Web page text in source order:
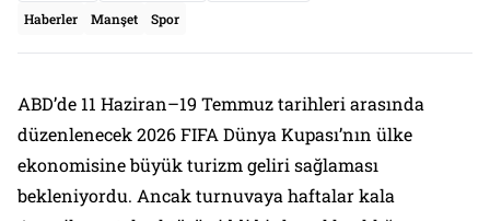
Haberler Manşet Spor
ABD’de 11 Haziran–19 Temmuz tarihleri arasında
düzenlenecek 2026 FIFA Dünya Kupası’nın ülke
ekonomisine büyük turizm geliri sağlaması
bekleniyordu. Ancak turnuvaya haftalar kala